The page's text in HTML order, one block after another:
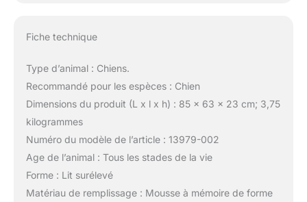
Fiche technique
Type d’animal : Chiens.
Recommandé pour les espèces : Chien
Dimensions du produit (L x l x h) : 85 x 63 x 23 cm; 3,75
kilogrammes
Numéro du modèle de l’article : 13979-002
Age de l’animal : Tous les stades de la vie
Forme : Lit surélevé
Matériau de remplissage : Mousse à mémoire de forme